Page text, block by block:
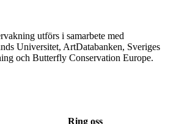
utförs i samarbete med
Universitet, ArtDatabanken, Sveriges
och Butterfly Conservation Europe.
Ring oss